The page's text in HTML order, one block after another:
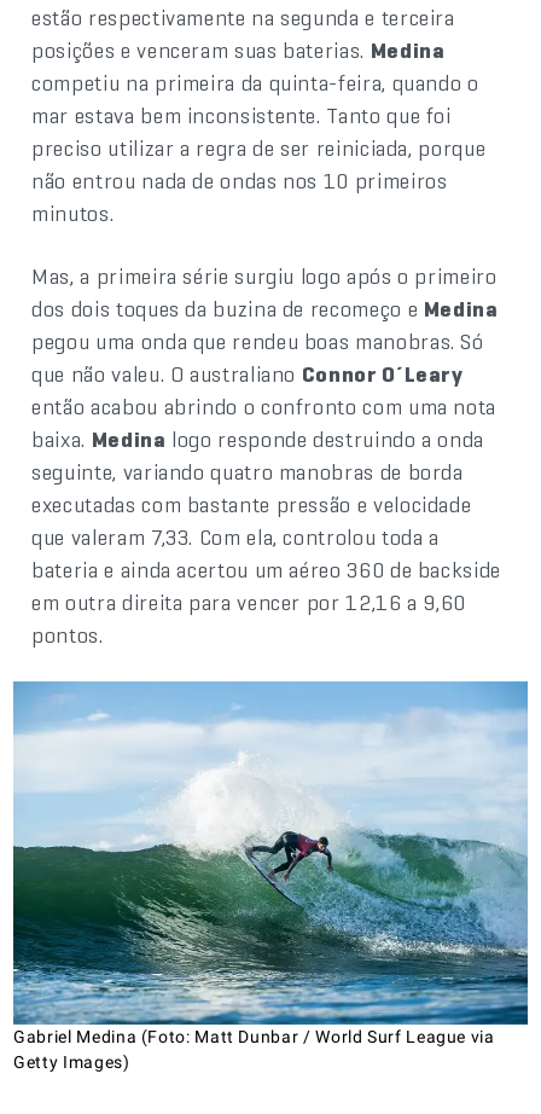
estão respectivamente na segunda e terceira
posições e venceram suas baterias. Medina
competiu na primeira da quinta-feira, quando o
mar estava bem inconsistente. Tanto que foi
preciso utilizar a regra de ser reiniciada, porque
não entrou nada de ondas nos 10 primeiros
minutos.
Mas, a primeira série surgiu logo após o primeiro
dos dois toques da buzina de recomeço e Medina
pegou uma onda que rendeu boas manobras. Só
que não valeu. O australiano Connor O´Leary
então acabou abrindo o confronto com uma nota
baixa. Medina logo responde destruindo a onda
seguinte, variando quatro manobras de borda
executadas com bastante pressão e velocidade
que valeram 7,33. Com ela, controlou toda a
bateria e ainda acertou um aéreo 360 de backside
em outra direita para vencer por 12,16 a 9,60
pontos.
Gabriel Medina (Foto: Matt Dunbar / World Surf League via
Getty Images)